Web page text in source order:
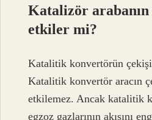
Katalizör
etkiler mi?
Katalitik konvertörün
Katalitik konvertör aracın
etkilemez. Ancak katalitik
egzoz gazlarının akışını